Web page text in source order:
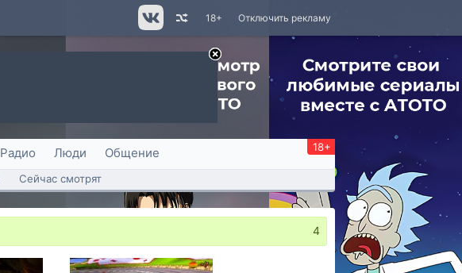
Отключить рекламу
18+
Радио Люди Общение 18+
Сейчас смотрят
4